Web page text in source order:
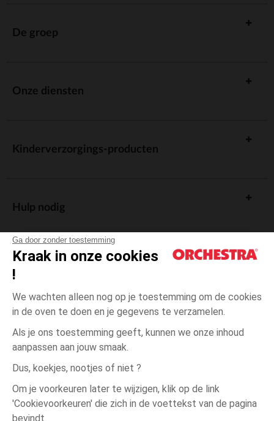
Ga door zonder toestemming
Kraak in onze cookies
!
We wachten alleen nog op je toestemming om de cookies
in de oven te doen en je gegevens te verzamelen.
Als je ons toestemming geeft, kunnen we onze inhoud
aanpassen aan jouw smaak.
Dus, koekjes, nootjes of niet ?
Om je voorkeuren later te wijzigen, klik op de link
'Cookievoorkeuren' die zich in de voettekst van de pagina
bevindt.
Jaune Jaune
één
De groep
Onze diensten
Kinderverzorgings-producten
Hulp nodig
Algemene verkoopsvoorwaarden
Wettelijke bepalingen
Persoonsgegevens